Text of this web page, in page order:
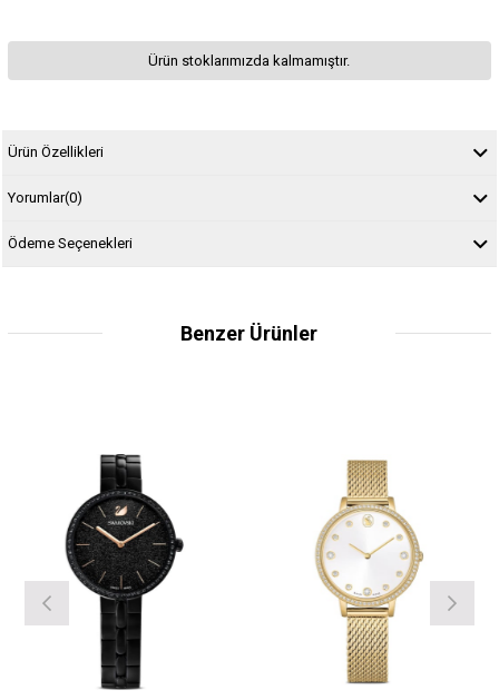
Ürün stoklarımızda kalmamıştır.
Ürün Özellikleri
Yorumlar(0)
Ödeme Seçenekleri
Benzer Ürünler